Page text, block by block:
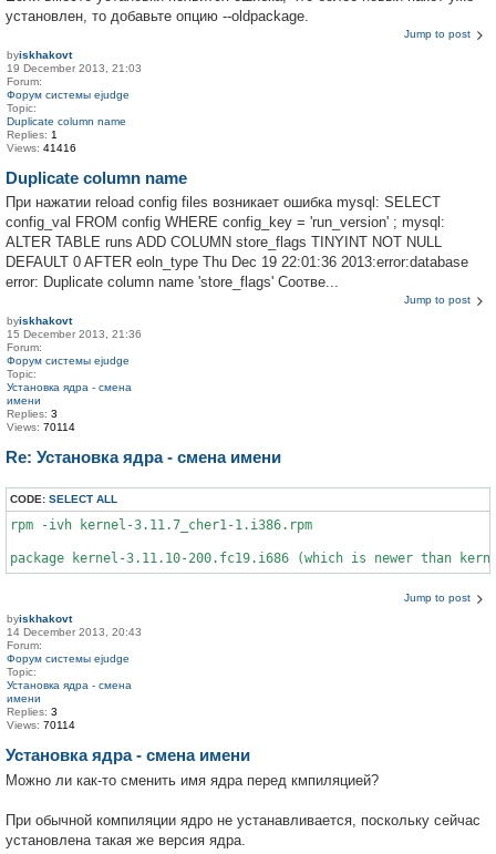
установлен, то добавьте опцию --oldpackage.
Jump to post
byiskhakovt
19 December 2013, 21:03
Forum:
Форум системы ejudge
Topic:
Duplicate column name
Replies: 1
Views: 41416
Duplicate column name
При нажатии reload config files возникает ошибка mysql: SELECT
config_val FROM config WHERE config_key = 'run_version' ; mysql:
ALTER TABLE runs ADD COLUMN store_flags TINYINT NOT NULL
DEFAULT 0 AFTER eoln_type Thu Dec 19 22:01:36 2013:error:database
error: Duplicate column name 'store_flags' Соотве...
Jump to post
byiskhakovt
15 December 2013, 21:36
Forum:
Форум системы ejudge
Topic:
Установка ядра - смена
имени
Replies: 3
Views: 70114
Re: Установка ядра - смена имени
CODE: SELECT ALL
rpm -ivh kernel-3.11.7_cher1-1.i386.rpm
Jump to post
byiskhakovt
14 December 2013, 20:43
Forum:
Форум системы ejudge
Topic:
Установка ядра - смена
имени
Replies: 3
Views: 70114
Установка ядра - смена имени
Можно ли как-то сменить имя ядра перед кмпиляцией?
При обычной компиляции ядро не устанавливается, поскольку сейчас
установлена такая же версия ядра.